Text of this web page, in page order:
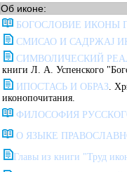
Об иконе:
БОГОСЛОВИЕ ИКОНЫ
СМИСАО И САДРЖАЈ
СИМВОЛИЧЕСКИЙ
книги Л. А. Успенского
ИПОСТАСЬ И ОБРАЗ.
иконопочитания.
ФИЛОСОФИЯ
О ЯЗЫКЕ
Главы из книги "Труд